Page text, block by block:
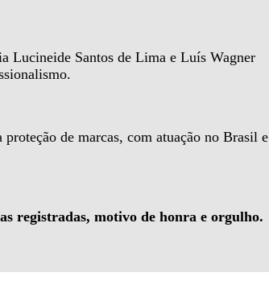
Lucineide Santos de Lima e Luís Wagner
de marcas, com atuação no Brasil e
registradas, motivo de honra e orgulho.